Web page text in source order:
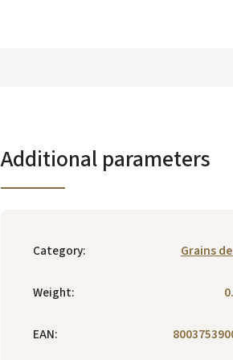
Additional parameters
Category: Grains
Weight:
EAN: